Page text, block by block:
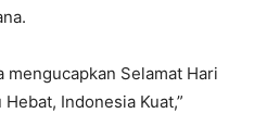
mengucapkan Selamat Hari
Indonesia Kuat,”